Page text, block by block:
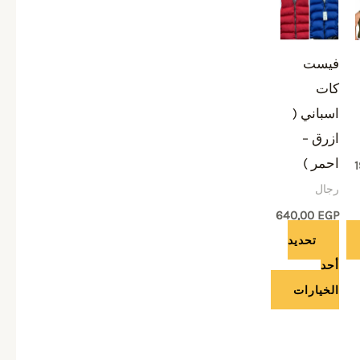
فيست
كات
اسباني (
ازرق –
احمر )
رجال
640,00 EGP
تحديد
أحد
الخيارات
العديد
من
الأشكال
المختلفة
لهذا
المنتج.
يمكن
اختيار
الخيارات
صفحة
المنتج